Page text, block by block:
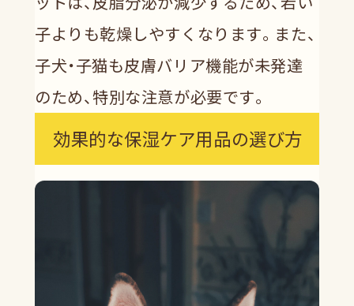
子よりも乾燥しやすくなります。また、
子犬・子猫も皮膚バリア機能が未発達
のため、特別な注意が必要です。
効果的な保湿ケア用品の選び方